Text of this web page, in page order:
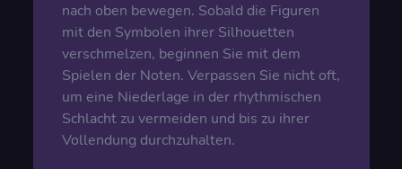
nach oben bewegen. Sobald die Figuren
mit den Symbolen ihrer Silhouetten
verschmelzen, beginnen Sie mit dem
Spielen der Noten. Verpassen Sie nicht oft,
um eine Niederlage in der rhythmischen
Schlacht zu vermeiden und bis zu ihrer
Vollendung durchzuhalten.